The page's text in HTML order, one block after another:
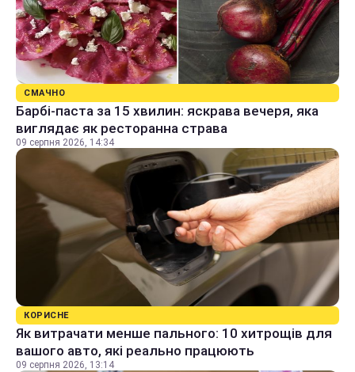
СМАЧНО
Барбі-паста за 15 хвилин: яскрава вечеря, яка
виглядає як ресторанна страва
09 серпня 2026, 14:34
КОРИСНЕ
Як витрачати менше пального: 10 хитрощів для
вашого авто, які реально працюють
09 серпня 2026, 13:14